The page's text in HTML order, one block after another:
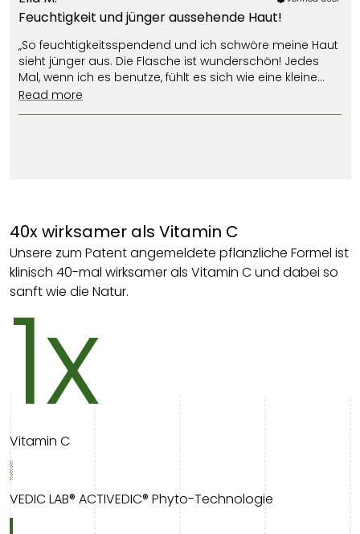
Feuchtigkeit und jünger aussehende Haut!
„So feuchtigkeitsspendend und ich schwöre meine Haut
sieht jünger aus. Die Flasche ist wunderschön! Jedes
Mal, wenn ich es benutze, fühlt es sich wie eine kleine
Belohnung an."
read more
40x wirksamer als Vitamin C
Unsere zum Patent angemeldete pflanzliche Formel ist
klinisch 40-mal wirksamer als Vitamin C und dabei so
sanft wie die Natur.
1x
Vitamin C
VEDIC LAB® ACTIVEDIC® Phyto-Technologie